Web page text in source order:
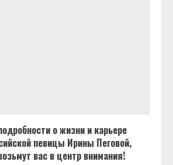
о жизни и карьере
певицы Ирины Пеговой,
вас в центр внимания!